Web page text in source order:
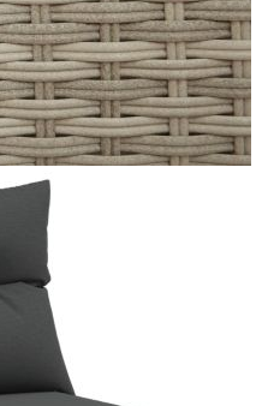
Плат (100% полиестер)
27,5 см
Дунапрен
Памучни влакна
11 части,
credit institutions
информационна цел.
си с бутона "Добави в
можете да изберете броя